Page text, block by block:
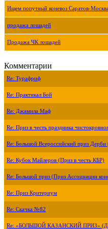
Ищем попутный коневоз Саратов-
продажа лошадей
Продажа ЧК лошадей
Комментарии
Re: Турафриф
Re: Практикал Бой
Re: Джамила Маф
Re: Приз в честь праздника
Re: Большой Всероссийский приз
Re: Кубок Майлеров (Приз в честь КБР)
Re: Большой приз (Приз Ассоциации
Re: Приз Критериум
Re: Скачка №82
Re: «БОЛЬШОЙ КАЗАНСКИЙ ПРИЗ»